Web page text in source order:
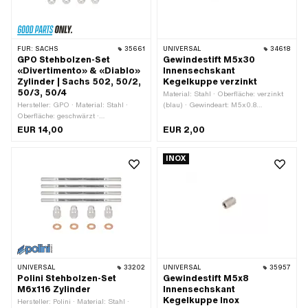
FÜR: SACHS 35661
GPO Stehbolzen-Set
«Divertimento» & «Diablo»
Zylinder | Sachs 502, 50/2,
50/3, 50/4
Hersteller: GPO · Material: Stahl ·
Oberfläche: geschwärzt ·
Durchmesser: 5.3 mm · Gewindeart:
M6x1 (Standardgewinde) ·
Nenndurchmesser (Gewinde): 6 mm ·
Gewindelänge: 11.8 mm ·
Schlüsselweite: 10 mm ·
Festigkeitsklasse: 10.9 · Antrieb:
Aussensechskant
EUR 14,00
UNIVERSAL 34618
Gewindestift M5x30
Innensechskant
Kegelkuppe verzinkt
Material: Stahl · Oberfläche: verzinkt
(blau) · Gewindeart: M5x0.8
mm · Festigkeitsklasse: 45 H ·
Antrieb: Innensechskant ·
EUR 2,00
UNIVERSAL 33202
Polini Stehbolzen-Set
M6x116 Zylinder
Hersteller: Polini · Material: Stahl ·
INOX
UNIVERSAL 35957
Gewindestift M5x8
Innensechskant
Kegelkuppe Inox